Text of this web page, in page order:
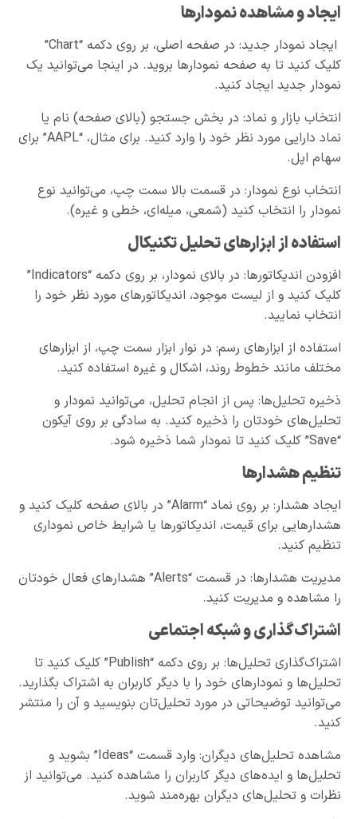
ایجاد و مشاهده نمودارها
ایجاد نمودار جدید: در صفحه اصلی، بر روی دکمه “Chart”
کلیک کنید تا به صفحه نمودارها بروید. در اینجا می‌توانید یک
نمودار جدید ایجاد کنید.
انتخاب بازار و نماد: در بخش جستجو (بالای صفحه) نام یا
نماد دارایی مورد نظر خود را وارد کنید. برای مثال، “AAPL” برای
سهام اپل.
انتخاب نوع نمودار: در قسمت بالا سمت چپ، می‌توانید نوع
نمودار را انتخاب کنید (شمعی، میله‌ای، خطی و غیره).
استفاده از ابزارهای تحلیل تکنیکال
افزودن اندیکاتورها: در بالای نمودار، بر روی دکمه “Indicators”
کلیک کنید و از لیست موجود، اندیکاتورهای مورد نظر خود را
انتخاب نمایید.
استفاده از ابزارهای رسم: در نوار ابزار سمت چپ، از ابزارهای
مختلف مانند خطوط روند، اشکال و غیره استفاده کنید.
ذخیره تحلیل‌ها: پس از انجام تحلیل‌، می‌توانید نمودار و
تحلیل‌های خودتان را ذخیره کنید. به سادگی بر روی آیکون
“Save” کلیک کنید تا نمودار شما ذخیره شود.
تنظیم هشدارها
ایجاد هشدار: بر روی نماد “Alarm” در بالای صفحه کلیک کنید و
هشدارهایی برای قیمت، اندیکاتورها یا شرایط خاص نموداری
تنظیم کنید.
مدیریت هشدارها: در قسمت “Alerts” هشدارهای فعال خودتان
را مشاهده و مدیریت کنید.
اشتراک‌گذاری و شبکه اجتماعی
اشتراک‌گذاری تحلیل‌ها: بر روی دکمه “Publish” کلیک کنید تا
تحلیل‌ها و نمودارهای خود را با دیگر کاربران به اشتراک بگذارید.
می‌توانید توضیحاتی در مورد تحلیل‌تان بنویسید و آن را منتشر
کنید.
مشاهده تحلیل‌های دیگران: وارد قسمت “Ideas” بشوید و
تحلیل‌ها و ایده‌های دیگر کاربران را مشاهده کنید. می‌توانید از
نظرات و تحلیل‌های دیگران بهره‌مند شوید.